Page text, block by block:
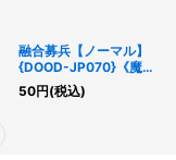
融合募兵【ノーマル】
{DOOD-JP070}《魔
法》
50円(税込)